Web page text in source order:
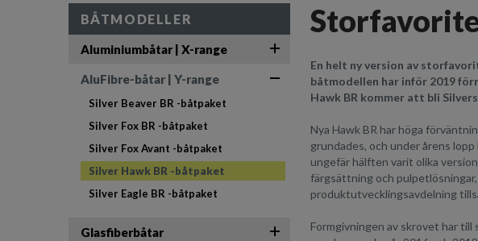
En helt ny version av
båtmodellen har inför 2019
Hawk BR kommer att bli
Nya Hawk BR har höga
grundades, och under årens
ungefär hälften varit olika
färgsättning och
produktutvecklingsavdelning
Formgivningen av skrovet har till
BÅTMODELLER
Aluminiumbåtar | X-range
AluFibre-båtar | Y-range
Silver Beaver BR -båtpaket
Silver Fox BR -båtpaket
Silver Fox Avant -båtpaket
Silver Hawk BR -båtpaket
Silver Eagle BR -båtpaket
Glasfiberbåtar